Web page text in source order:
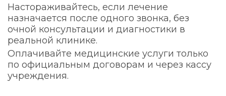
Настораживайтесь, если лечение
назначается после одного звонка, без
очной консультации и диагностики в
реальной клинике.
Оплачивайте медицинские услуги только
по официальным договорам и через кассу
учреждения.